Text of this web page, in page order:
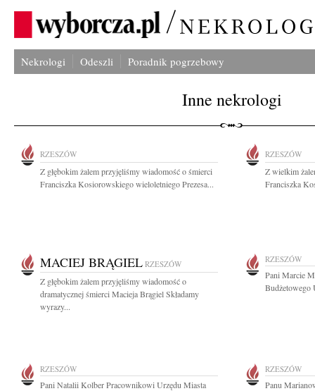
Nekrologi Odeszli Poradnik pogrzebowy
Inne nekrologi
RZESZÓW
Z głębokim żalem przyjęliśmy wiadomość o śmierci
Franciszka Kosiorowskiego wieloletniego Prezesa...
RZESZÓW
Z wielkim
Franciszka
MACIEJ BRĄGIEL RZESZÓW
Z głębokim żalem przyjęliśmy wiadomość o
dramatycznej śmierci Macieja Brągiel Składamy
wyrazy...
RZESZÓW
Pani Marcie
Budżetowego
RZESZÓW
Pani Natalii Kolber Pracownikowi Urzędu Miasta
RZESZÓW
Panu